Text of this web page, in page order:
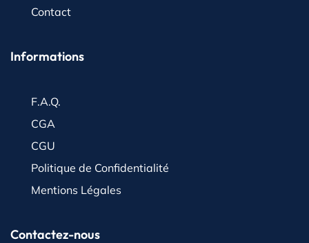
Contact
Informations
F.A.Q.
CGA
CGU
Politique de Confidentialité
Mentions Légales
Contactez-nous